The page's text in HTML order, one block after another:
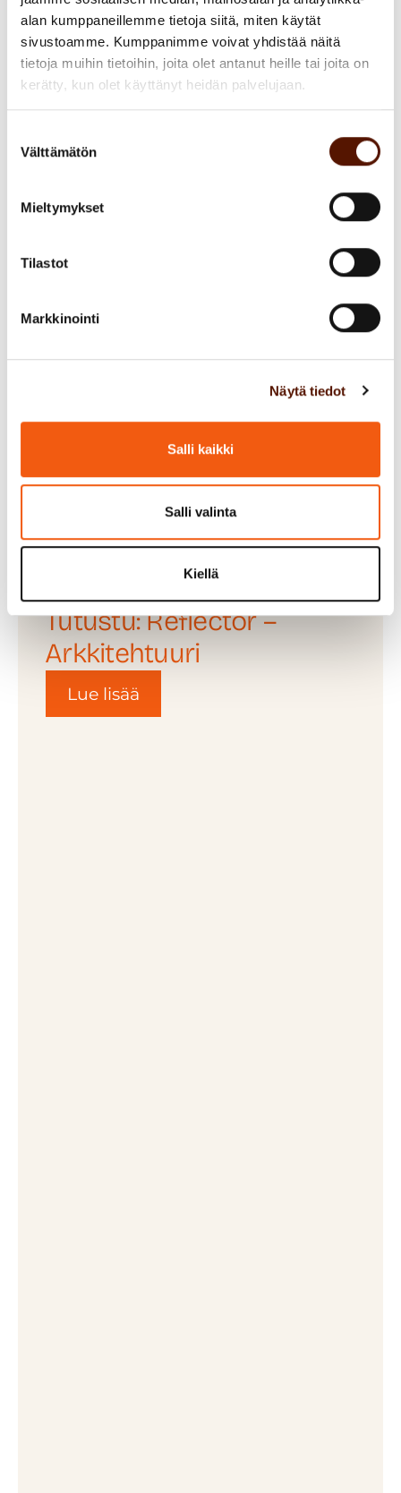
alan kumppaneillemme tietoja siitä, miten käytät
sivustoamme. Kumppanimme voivat yhdistää näitä
tietoja muihin tietoihin, joita olet antanut heille tai joita on
kerätty, kun olet käyttänyt heidän palvelujaan.
valinta
Välttämätön
Mieltymykset
Tilastot
Markkinointi
Näytä tiedot
Salli kaikki
Salli valinta
Kiellä
ilman digitaalisia ratkaisuja pärjää.
Yksi osa ratkaisua on kokenut, liiketoimintaa
ymmärtävä IT-arkkitehti ja/tai -tiimi, joka osaa
yhdistää tulevaisuuden
Tämän me reflectorlaiset osaamme ja tässä
ongelmanratkaisussa aiomme olla mukana.
TIMO NIEMINEN JA
Patrik Linkedin
Reflector on hankkeiden ja hankintojen
tukemiseen ja arkkitehtuuriin erikoistunut
ketterä ja riippumaton IT-talo.
www.reflector.fi
Tutustu: Reflector –
Arkkitehtuuri
Lue lisää